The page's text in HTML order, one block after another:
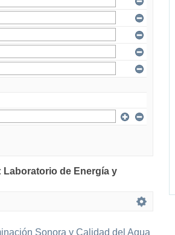
Laboratorio de Energía y
Sonora y Calidad del Agua